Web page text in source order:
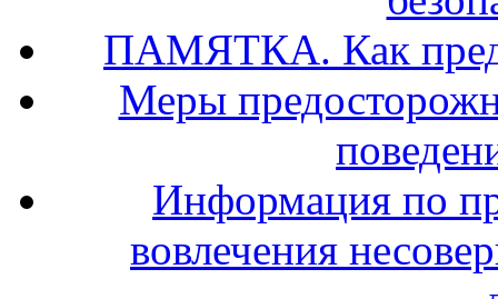
ПАМЯТКА. Как
Меры
Информация по
вовлечения